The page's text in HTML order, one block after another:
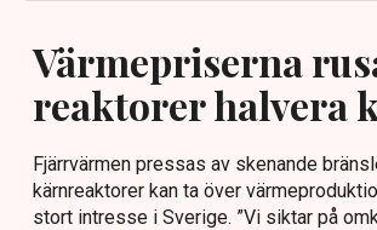
Värmepriserna
reaktorer halvera
Fjärrvärmen pressas av skenande
kärnreaktorer kan ta över
stort intresse i Sverige. ”Vi siktar på